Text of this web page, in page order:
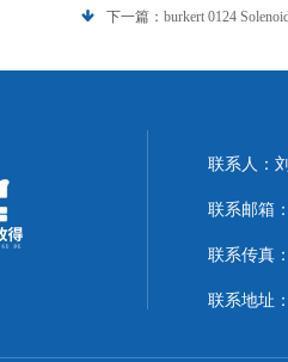
下一篇： burkert 0124
联系人：
联系邮箱
联系传真
联系地址